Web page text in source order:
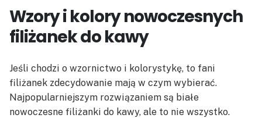
Wzory i kolory nowoczesnych
filiżanek do kawy
Jeśli chodzi o wzornictwo i kolorystykę, to fani
filiżanek zdecydowanie mają w czym wybierać.
Najpopularniejszym rozwiązaniem są białe
nowoczesne filiżanki do kawy, ale to nie wszystko.